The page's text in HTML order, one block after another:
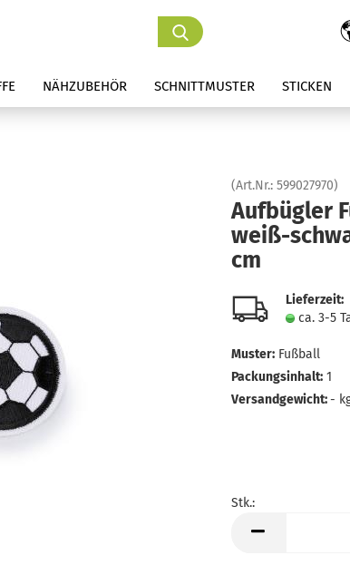
NÄHZUBEHÖR SCHNITTMUSTER STICKEN
(Art.Nr.: 599027970)
Aufbügler
weiß-
cm
Lieferzeit:
ca. 3-5
Muster: Fußball
Packungsinhalt: 1
Versandgewicht:-
Stk.: